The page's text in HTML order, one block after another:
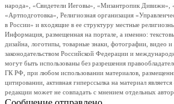
народа», «Свидетели Иеговы», «Мизантропик Дивижн»,
«Артподготовка», Религиозная организация
в России» и входящие в ее структуру местные
Информация, размещенная на портале, а именно:
дизайна, логотипы, товарные знаки, фотографии, видео
законодательством Российской Федерации и
могут быть использованы без разрешения
ГК РФ, при любом использовании материалов,
цитировании, активная гиперссылка на материал
редакции может не совпадать с мнением отдельных